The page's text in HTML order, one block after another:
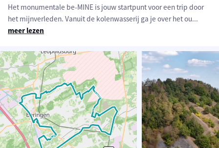
Het monumentale be-MINE is jouw startpunt voor een trip door
het mijnverleden. Vanuit de kolenwasserij ga je over het ou...
meer lezen